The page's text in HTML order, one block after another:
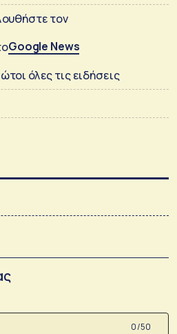
τον
Google News
όλες τις ειδήσεις
0 /50